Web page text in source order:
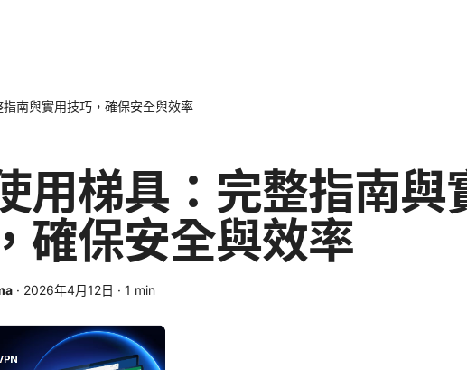
南與實用技巧，確保安全與效率
用梯具：完整指南與
確保安全與效率
· 2026年4月12日 · 1 min